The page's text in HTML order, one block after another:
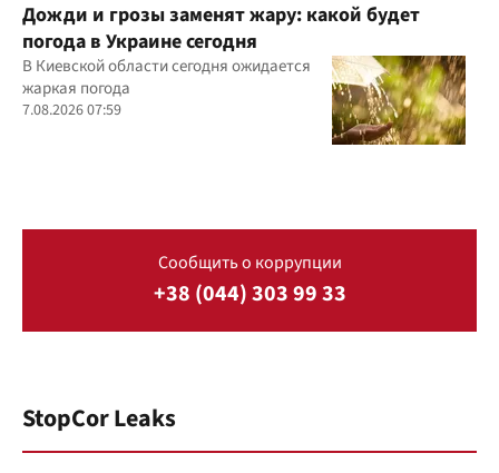
Дожди и грозы заменят жару: какой будет
погода в Украине сегодня
В Киевской области сегодня ожидается
жаркая погода
7.08.2026 07:59
Сообщить о коррупции
+38 (044) 303 99 33
StopCor Leaks